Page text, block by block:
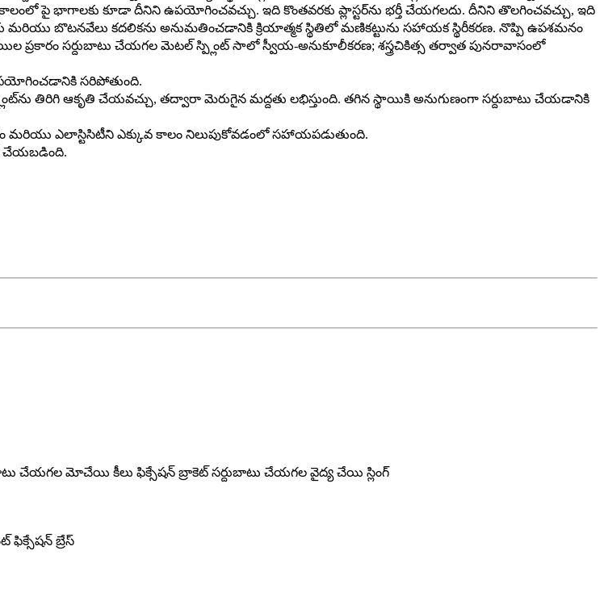
పై భాగాలకు కూడా దీనిని ఉపయోగించవచ్చు. ఇది కొంతవరకు ప్లాస్టర్‌ను భర్తీ చేయగలదు. దీనిని తొలగించవచ్చు, ఇది
మరియు బొటనవేలు కదలికను అనుమతించడానికి క్రియాత్మక స్థితిలో మణికట్టును సహాయక స్థిరీకరణ. నొప్పి ఉపశమనం
ప్రకారం సర్దుబాటు చేయగల మెటల్ స్ప్లింట్ సాలో స్వీయ-అనుకూలీకరణ; శస్త్రచికిత్స తర్వాత పునరావాసంలో
సరిపోతుంది.
తిరిగి ఆకృతి చేయవచ్చు, తద్వారా మెరుగైన మద్దతు లభిస్తుంది. తగిన స్థాయికి అనుగుణంగా సర్దుబాటు చేయడానికి
మరియు ఎలాస్టిసిటీని ఎక్కువ కాలం నిలుపుకోవడంలో సహాయపడుతుంది.
చేయబడింది.